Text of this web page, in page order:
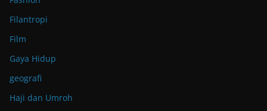
Filantropi
Film
Gaya Hidup
geografi
Haji dan Umroh